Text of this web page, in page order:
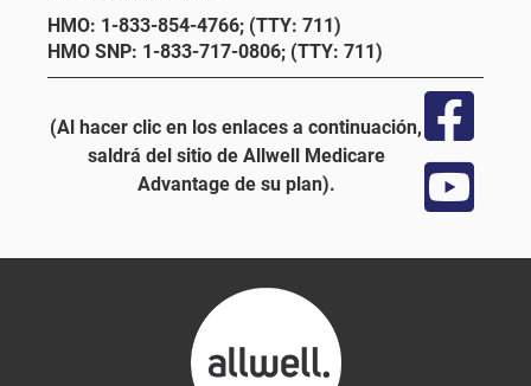
HMO: 1-833-854-4766; (TTY: 711)
HMO SNP: 1-833-717-0806; (TTY: 711)
(Al hacer clic en los enlaces a continuación,
saldrá del sitio de Allwell Medicare
Advantage de su plan).